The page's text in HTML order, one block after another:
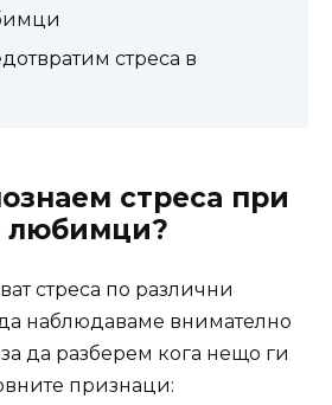
стреса в
стреса при
любимци?
стреса по различни
наблюдаваме внимателно
да разберем кога нещо ги
признаци: